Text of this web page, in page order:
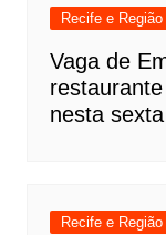
Recife e
Vaga de
nesta
Recife e